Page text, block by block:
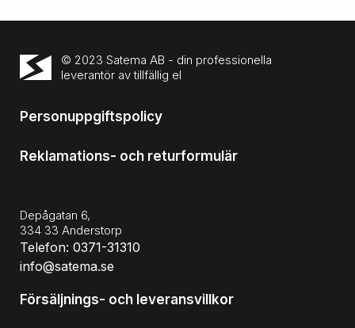
© 2023 Satema AB - din professionella
leverantör av tillfällig el
Personuppgiftspolicy
Reklamations- och returformulär
Depågatan 6,
334 33 Anderstorp
Telefon: 0371-31310
info@satema.se
Försäljnings- och leveransvillkor